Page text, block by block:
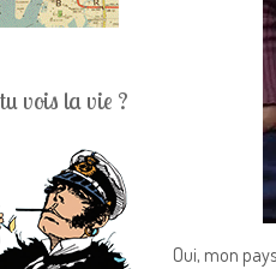
Oui, mon
vois la vie ?